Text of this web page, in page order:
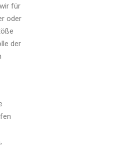
für
oder
der